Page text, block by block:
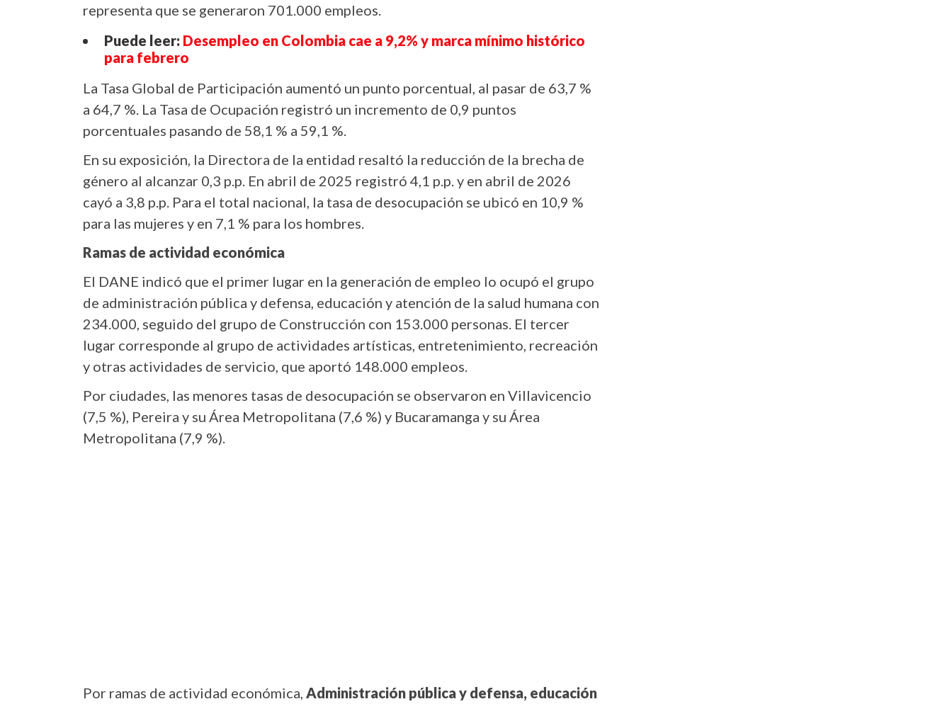
representa que se generaron 701.000 empleos.
Puede leer: Desempleo en Colombia cae a 9,2% y marca mínimo histórico
para febrero
La Tasa Global de Participación aumentó un punto porcentual, al pasar de 63,7 %
a 64,7 %. La Tasa de Ocupación registró un incremento de 0,9 puntos
porcentuales pasando de 58,1 % a 59,1 %.
En su exposición, la Directora de la entidad resaltó la reducción de la brecha de
género al alcanzar 0,3 p.p. En abril de 2025 registró 4,1 p.p. y en abril de 2026
cayó a 3,8 p.p. Para el total nacional, la tasa de desocupación se ubicó en 10,9 %
para las mujeres y en 7,1 % para los hombres.
Ramas de actividad económica
El DANE indicó que el primer lugar en la generación de empleo lo ocupó el grupo
de administración pública y defensa, educación y atención de la salud humana con
234.000, seguido del grupo de Construcción con 153.000 personas. El tercer
lugar corresponde al grupo de actividades artísticas, entretenimiento, recreación
y otras actividades de servicio, que aportó 148.000 empleos.
Por ciudades, las menores tasas de desocupación se observaron en Villavicencio
(7,5 %), Pereira y su Área Metropolitana (7,6 %) y Bucaramanga y su Área
Metropolitana (7,9 %).
Por ramas de actividad económica, Administración pública y defensa, educación